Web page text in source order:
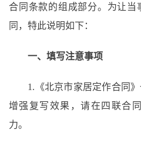
合同条款的组成部分。为让当
同，特此说明如下：
一、填写注意事项
1.《北京市家居定作合同》
增强复写效果，请在四联合
力。